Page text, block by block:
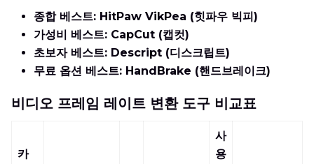
종합 베스트: HitPaw VikPea (힛파우 빅피)
가성비 베스트: CapCut (캡컷)
초보자 베스트: Descript (디스크립트)
무료 옵션 베스트: HandBrake (핸드브레이크)
비디오 프레임 레이트 변환 도구 비교표
카
사
용